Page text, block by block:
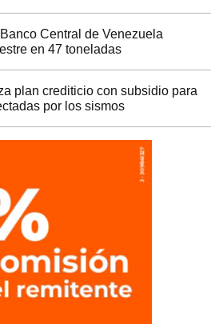
Central de Venezuela
en 47 toneladas
plan crediticio con subsidio para
por los sismos